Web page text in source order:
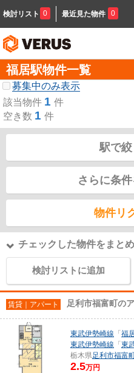
検討リスト 0 最近見た物件 0
福居駅物件一覧
募集中のみ表示
該当物件 1 件
空き数 1 件
駅で
さらに条
物件リ
チェックした物件をまと
検討リストに追加
賃貸｜アパート 足利市福富町の
東武伊勢崎線 「 福
東武伊勢崎線 「 東
栃木県足利市福富
2.5万円